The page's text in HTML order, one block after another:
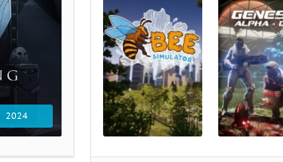
2024